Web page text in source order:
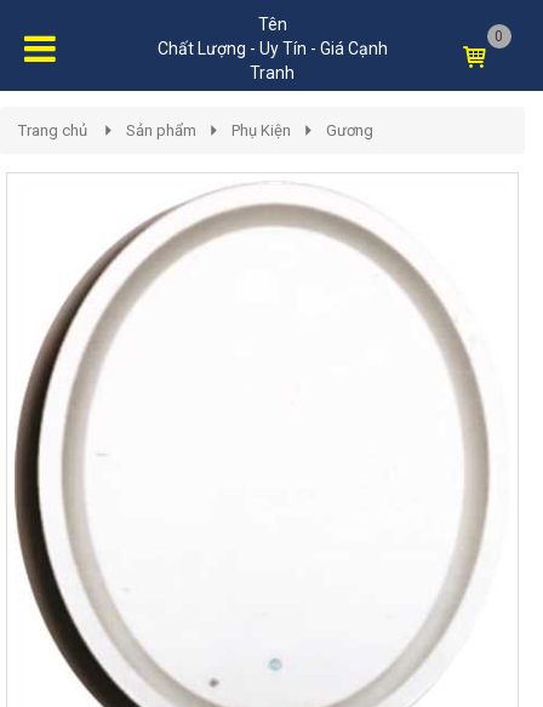
Tên
Chất Lượng - Uy Tín - Giá Cạnh
Tranh
0
Trang chủ Sản phẩm Phụ Kiện Gương